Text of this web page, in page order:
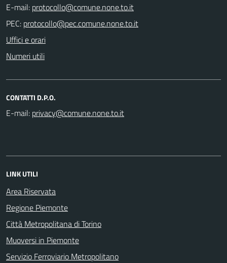
E-mail:
PEC:
Uffici e orari
Numeri utili
CONTATTI D.P.O.
E-mail:
LINK UTILI
Area Riservata
Regione Piemonte
Città Metropolitana di Torino
Muoversi in Piemonte
Servizio Ferroviario Metropolitano